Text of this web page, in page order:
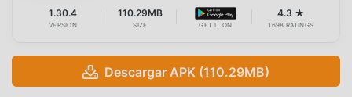
1.30.4
VERSION
110.29MB
SIZE GET IT ON
4.3 ★
1698 RATINGS
Descargar APK (110.29MB)